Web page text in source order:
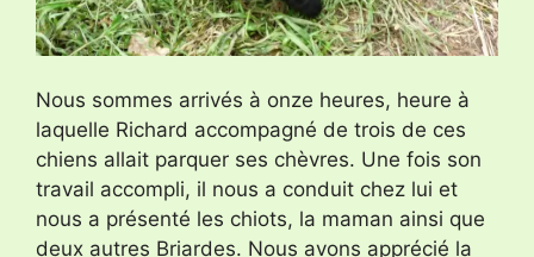
Nous sommes arrivés à onze heures, heure à
laquelle Richard accompagné de trois de ces
chiens allait parquer ses chèvres. Une fois son
travail accompli, il nous a conduit chez lui et
nous a présenté les chiots, la maman ainsi que
deux autres Briardes. Nous avons apprécié la